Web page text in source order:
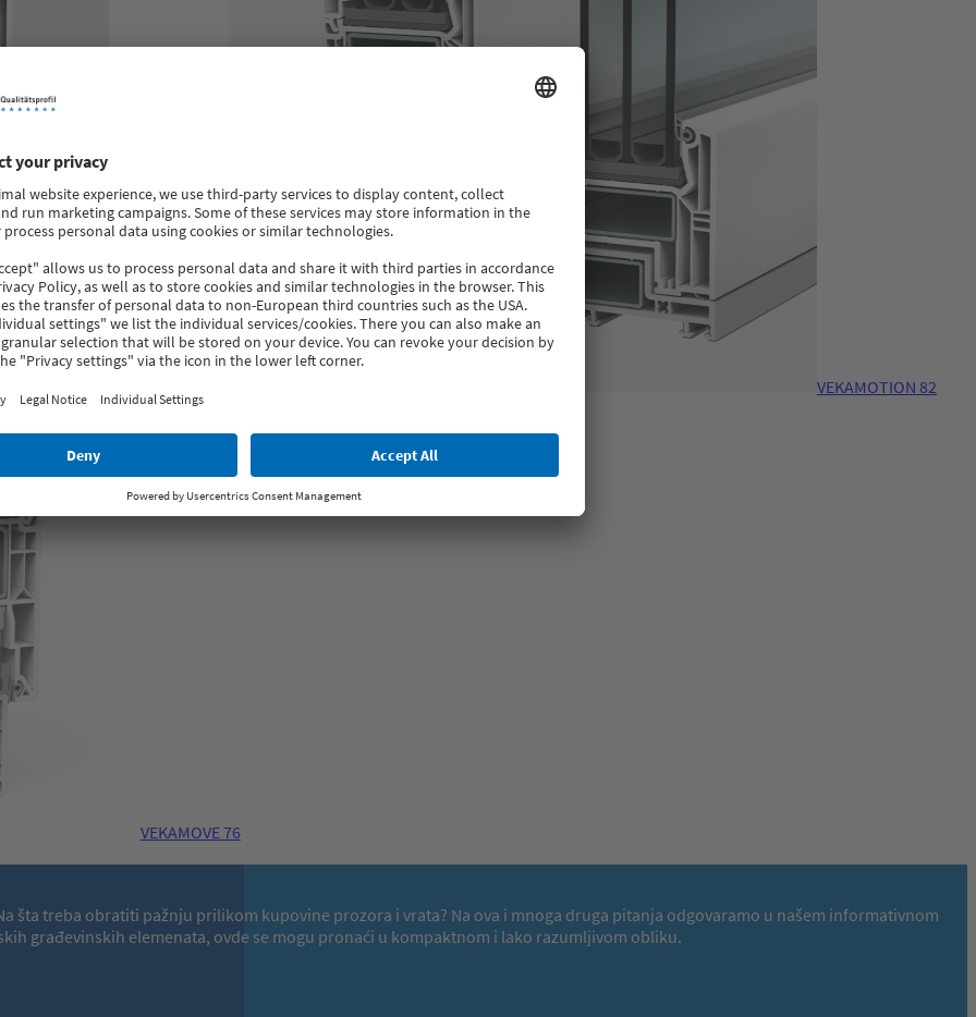
VEKAMOTION 82
VEKAMOVE 76
šta treba obratiti pažnju prilikom kupovine prozora i vrata? Na ova i mnoga druga pitanja odgovaramo u našem informativnom
građevinskih elemenata, ovde se mogu pronaći u kompaktnom i lako razumljivom obliku.